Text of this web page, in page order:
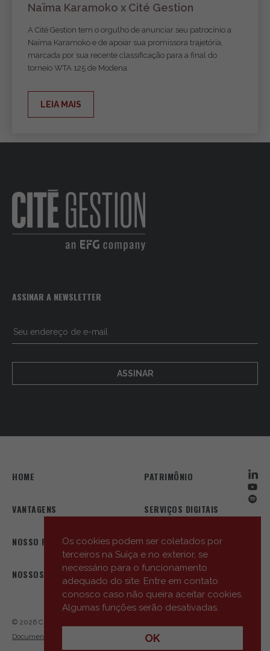
Os cookies podem ser coletados por
terceiros na Suíça e no exterior, se
necessário para o funcionamento
adequado do site. Entre em contato
conosco caso não queira aceitar cookies.
Algumas funções serão desativadas.
OK
Naïma Karamoko x Cité Gestion
A Cité Gestion tem o orgulho de anunciar seu patrocínio a
Naïma Karamoko e de apoiar sua promissora trajetória,
marcada por sua recente classificação para a final do
torneio WTA 125 de Modena.
LEIA MAIS
ASSINAR A NEWSLETTER
ASSINAR
HOME PATRIMÔNIO
VANTAGENS SERVIÇOS DIGITAIS
NOSSO PERFIL NOSSA EQUIPE
NOSSOS ESCRITÓRIOS AS NOSSAS NOVIDADES
© 2026 Cité Gestion
Documentos informativos essenciais (Key Information Documents – KID)